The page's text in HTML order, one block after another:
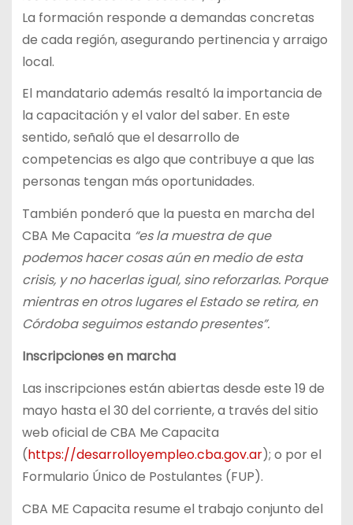
La formación responde a demandas concretas
de cada región, asegurando pertinencia y arraigo
local.
El mandatario además resaltó la importancia de
la capacitación y el valor del saber. En este
sentido, señaló que el desarrollo de
competencias es algo que contribuye a que las
personas tengan más oportunidades.
También ponderó que la puesta en marcha del
CBA Me Capacita “es la muestra de que
podemos hacer cosas aún en medio de esta
crisis, y no hacerlas igual, sino reforzarlas. Porque
mientras en otros lugares el Estado se retira, en
Córdoba seguimos estando presentes”.
Inscripciones en marcha
Las inscripciones están abiertas desde este 19 de
mayo hasta el 30 del corriente, a través del sitio
web oficial de CBA Me Capacita
(https://desarrolloyempleo.cba.gov.ar); o por el
Formulario Único de Postulantes (FUP).
CBA ME Capacita resume el trabajo conjunto del